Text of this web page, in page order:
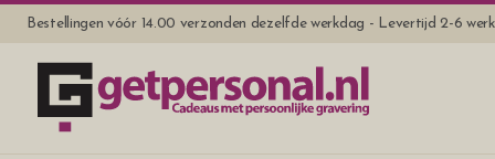
Bestellingen vóór 14.00 verzonden dezelfde werkdag - Levertijd 2-6